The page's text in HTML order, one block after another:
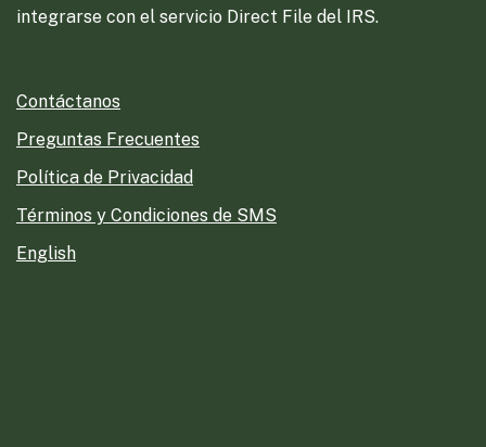
integrarse con el servicio Direct File del IRS.
Contáctanos
Preguntas Frecuentes
Política de Privacidad
Términos y Condiciones de SMS
English